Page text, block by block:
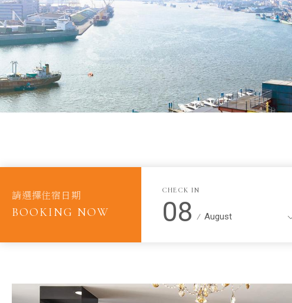
溫
請選擇住宿日期
BOOKING NOW
CHECK IN
08 August